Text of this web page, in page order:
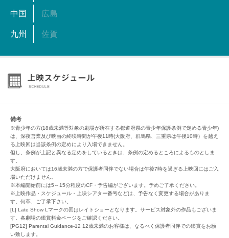
中国 広島
九州 佐賀
備考
※青少年の方(18歳未満等対象の劇場が所在する都道府県の青少年保護条例で定める青少年)
は、深夜営業及び映画の終映時間が午後11時(大阪府、群馬県、三重県は午後10時）を越え
る上映回は当該条例の定めにより入場できません。
但し、条例が上記と異なる定めをしているときは、条例の定めるところによるものとしま
す。
大阪府においては16歳未満の方で保護者同伴でない場合は午後7時を過ぎる上映回にはご入
場いただけません。
※本編開始前には5～15分程度のCF・予告編がございます。予めご了承ください。
※上映作品・スケジュール・上映シアター番号などは、予告なく変更する場合がありま
す。何卒、ご了承下さい。
[L] Late Show Lマークの回はレイトショーとなります。サービス対象外の作品もございま
す。各劇場の鑑賞料金ページをご確認ください。
[PG12] Parental Guidance-12 12歳未満のお客様は、なるべく保護者同伴での鑑賞をお願
い致します。